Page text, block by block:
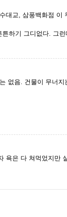
대교, 삼풍백화점
하기 그디없다. 그
없음. 건물이 무너
욕은 다 쳐먹었지만